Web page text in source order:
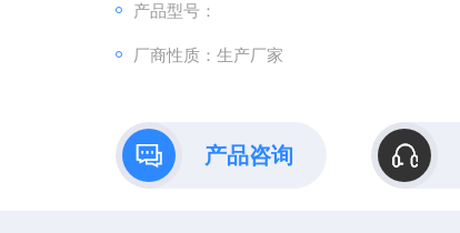
产品型号：
厂商性质：生产厂家
产品咨询